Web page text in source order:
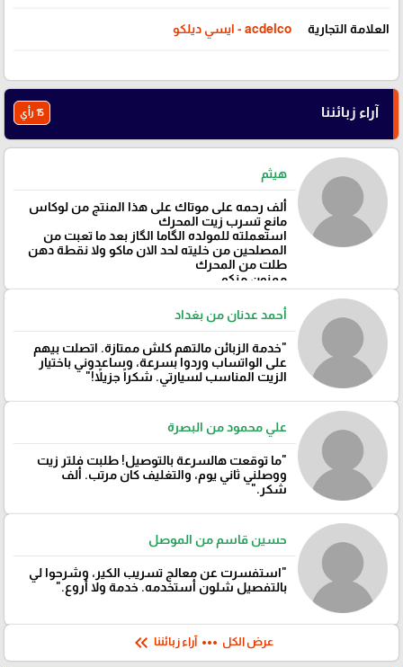
العلامة التجارية acdelco - ايسي ديلكو
آراء زبائننا 15 رأي
هيثم
ألف رحمه على موتاك على هذا المنتج من لوكاس
مانع تسرب زيت المحرك
استعملته للمولده الگاما الگاز بعد ما تعبت من
المصلحين من خليته لحد الان ماكو ولا نقطة دهن
طلت من المحرك
ممنون منكم
أحمد عدنان من بغداد
"خدمة الزبائن مالتهم كلش ممتازة. اتصلت بيهم
على الواتساب وردوا بسرعة، وساعدوني باختيار
الزيت المناسب لسيارتي. شكراً جزيلاً!"
علي محمود من البصرة
"ما توقعت هالسرعة بالتوصيل! طلبت فلتر زيت
ووصلني ثاني يوم، والتغليف كان مرتب. ألف
شكر."
حسين قاسم من الموصل
"استفسرت عن معالج تسريب الكير، وشرحوا لي
بالتفصيل شلون أستخدمه. خدمة ولا أروع."
عرض الكل more_horiz آراء زبائننا keyboard_double_arrow_left